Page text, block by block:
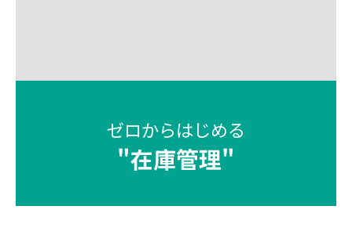
ゼロからはじめる
"在庫管理"